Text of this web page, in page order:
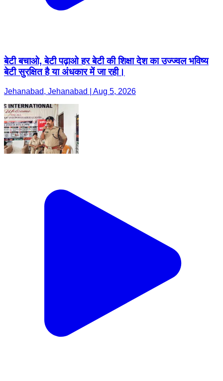
बेटी बचाओ, बेटी पढ़ाओ हर बेटी की शिक्षा देश का उज्ज्वल भविष्य
बेटी सुरक्षित है या अंधकार में जा रही।
Jehanabad, Jehanabad | Aug 5, 2026